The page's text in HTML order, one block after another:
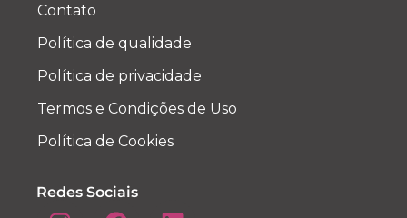
Contato
Política de qualidade
Política de privacidade
Termos e Condições de Uso
Política de Cookies
Redes Sociais